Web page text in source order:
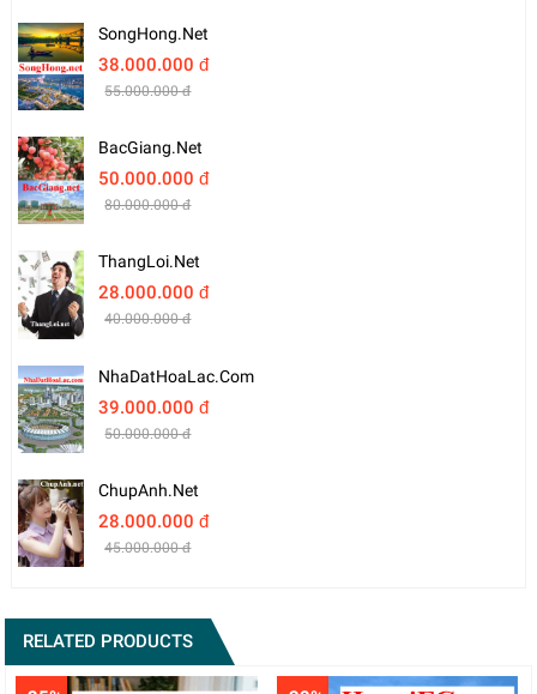
SongHong.net
38.000.000 đ
55.000.000 đ
BacGiang.net
50.000.000 đ
80.000.000 đ
ThangLoi.net
28.000.000 đ
40.000.000 đ
NhaDatHoaLac.com
39.000.000 đ
50.000.000 đ
ChupAnh.net
28.000.000 đ
45.000.000 đ
RELATED PRODUCTS